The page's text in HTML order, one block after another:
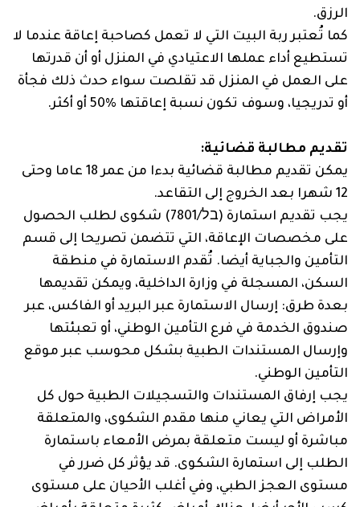
الرزق.
كما تُعتبر ربة البيت التي لا تعمل كصاحبة إعاقة عندما لا
تستطيع أداء عملها الاعتيادي في المنزل أو أن قدرتها
على العمل في المنزل قد تقلصت سواء حدث ذلك فجأة
أو تدريجيا، وسوف تكون نسبة إعاقتها %50 أو أكثر.
تقديم مطالبة قضائية:
يمكن تقديم مطالبة قضائية بدءا من عمر ‏18‏ عاما وحتى
12 شهرا بعد الخروج إلى التقاعد.
يجب تقديم استمارة (בל/7801) شكوى لطلب الحصول
على مخصصات الإعاقة، التي تتضمن تصريحا إلى قسم
التأمين والجباية أيضا. تُقدم الاستمارة في منطقة
السكن، المسجلة في وزارة الداخلية، ويمكن تقديمها
بعدة طرق: إرسال الاستمارة عبر البريد أو الفاكس، عبر
صندوق الخدمة في فرع التأمين الوطني، أو تعبئتها
وإرسال المستندات الطبية بشكل محوسب عبر موقع
التأمين الوطني.
يجب إرفاق المستندات والتسجيلات الطبية حول كل
الأمراض التي يعاني منها مقدم الشكوى، والمتعلقة
مباشرة أو ليست متعلقة بمرض الأمعاء باستمارة
الطلب إلى استمارة الشكوى. قد يؤثر كل ضرر في
مستوى العجز الطبي، وفي أغلب الأحيان على مستوى